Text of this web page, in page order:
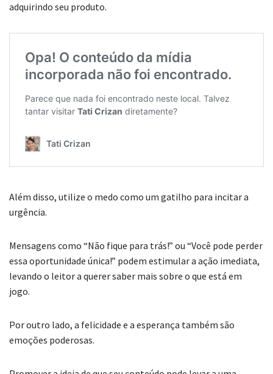
adquirindo seu produto.
Além disso, utilize o medo como um gatilho para incitar a
urgência.
Mensagens como “Não fique para trás!” ou “Você pode perder
essa oportunidade única!” podem estimular a ação imediata,
levando o leitor a querer saber mais sobre o que está em
jogo.
Por outro lado, a felicidade e a esperança também são
emoções poderosas.